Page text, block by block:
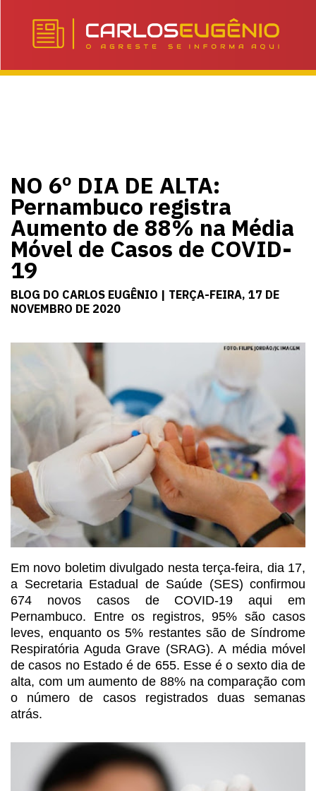
NO 6º DIA DE ALTA:
Pernambuco registra
Aumento de 88% na Média
Móvel de Casos de COVID-
19
BLOG DO CARLOS EUGÊNIO | TERÇA-FEIRA, 17 DE
NOVEMBRO DE 2020
Em novo boletim divulgado nesta terça-feira, dia 17,
a Secretaria Estadual de Saúde (SES) confirmou
674 novos casos de COVID-19 aqui em
Pernambuco. Entre os registros, 95% sãocasos
leves, enquanto os 5% restantes são de Síndrome
Respiratória Aguda Grave (SRAG). A média móvel
de casos no Estado é de 655. Esse é o sexto dia de
alta, com um aumento de 88% na comparação com
o número de casos registradosduas semanas
atrás.